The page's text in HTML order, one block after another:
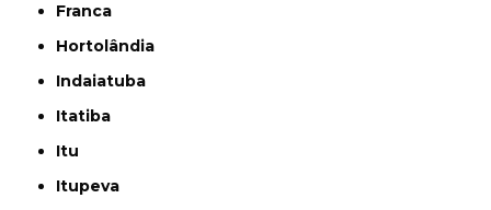
Franca
Hortolândia
Indaiatuba
Itatiba
Itu
Itupeva